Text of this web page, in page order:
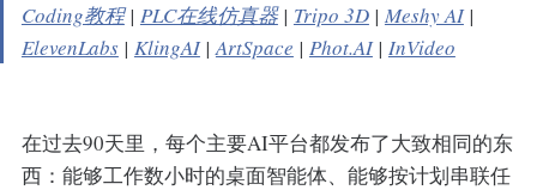
Coding教程| PLC在线仿真器| Tripo 3D| Meshy AI|
ElevenLabs| KlingAI|ArtSpace | Phot.AI| InVideo
在过去90天里，每个主要AI平台都发布了大致相同的东
西：能够工作数小时的桌面智能体、能够按计划串联任